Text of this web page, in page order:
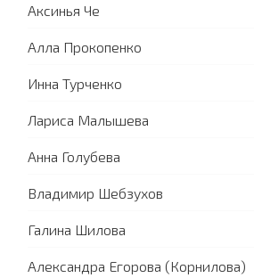
Аксинья Че
Алла Прокопенко
Инна Турченко
Лариса Малышева
Анна Голубева
Владимир Шебзухов
Галина Шилова
Александра Егорова (Корнилова)